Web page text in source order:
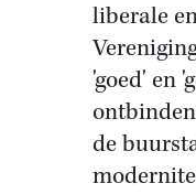
liberale
'goed' en
de